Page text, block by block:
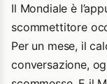
Il Mondiale è
scommettitore
Per un mese, il
conversazione,